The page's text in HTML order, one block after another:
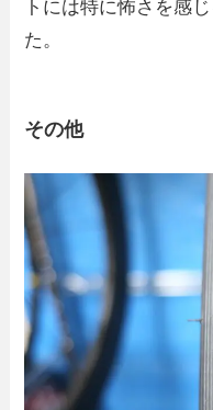
トには特に怖さを感
た。
その他